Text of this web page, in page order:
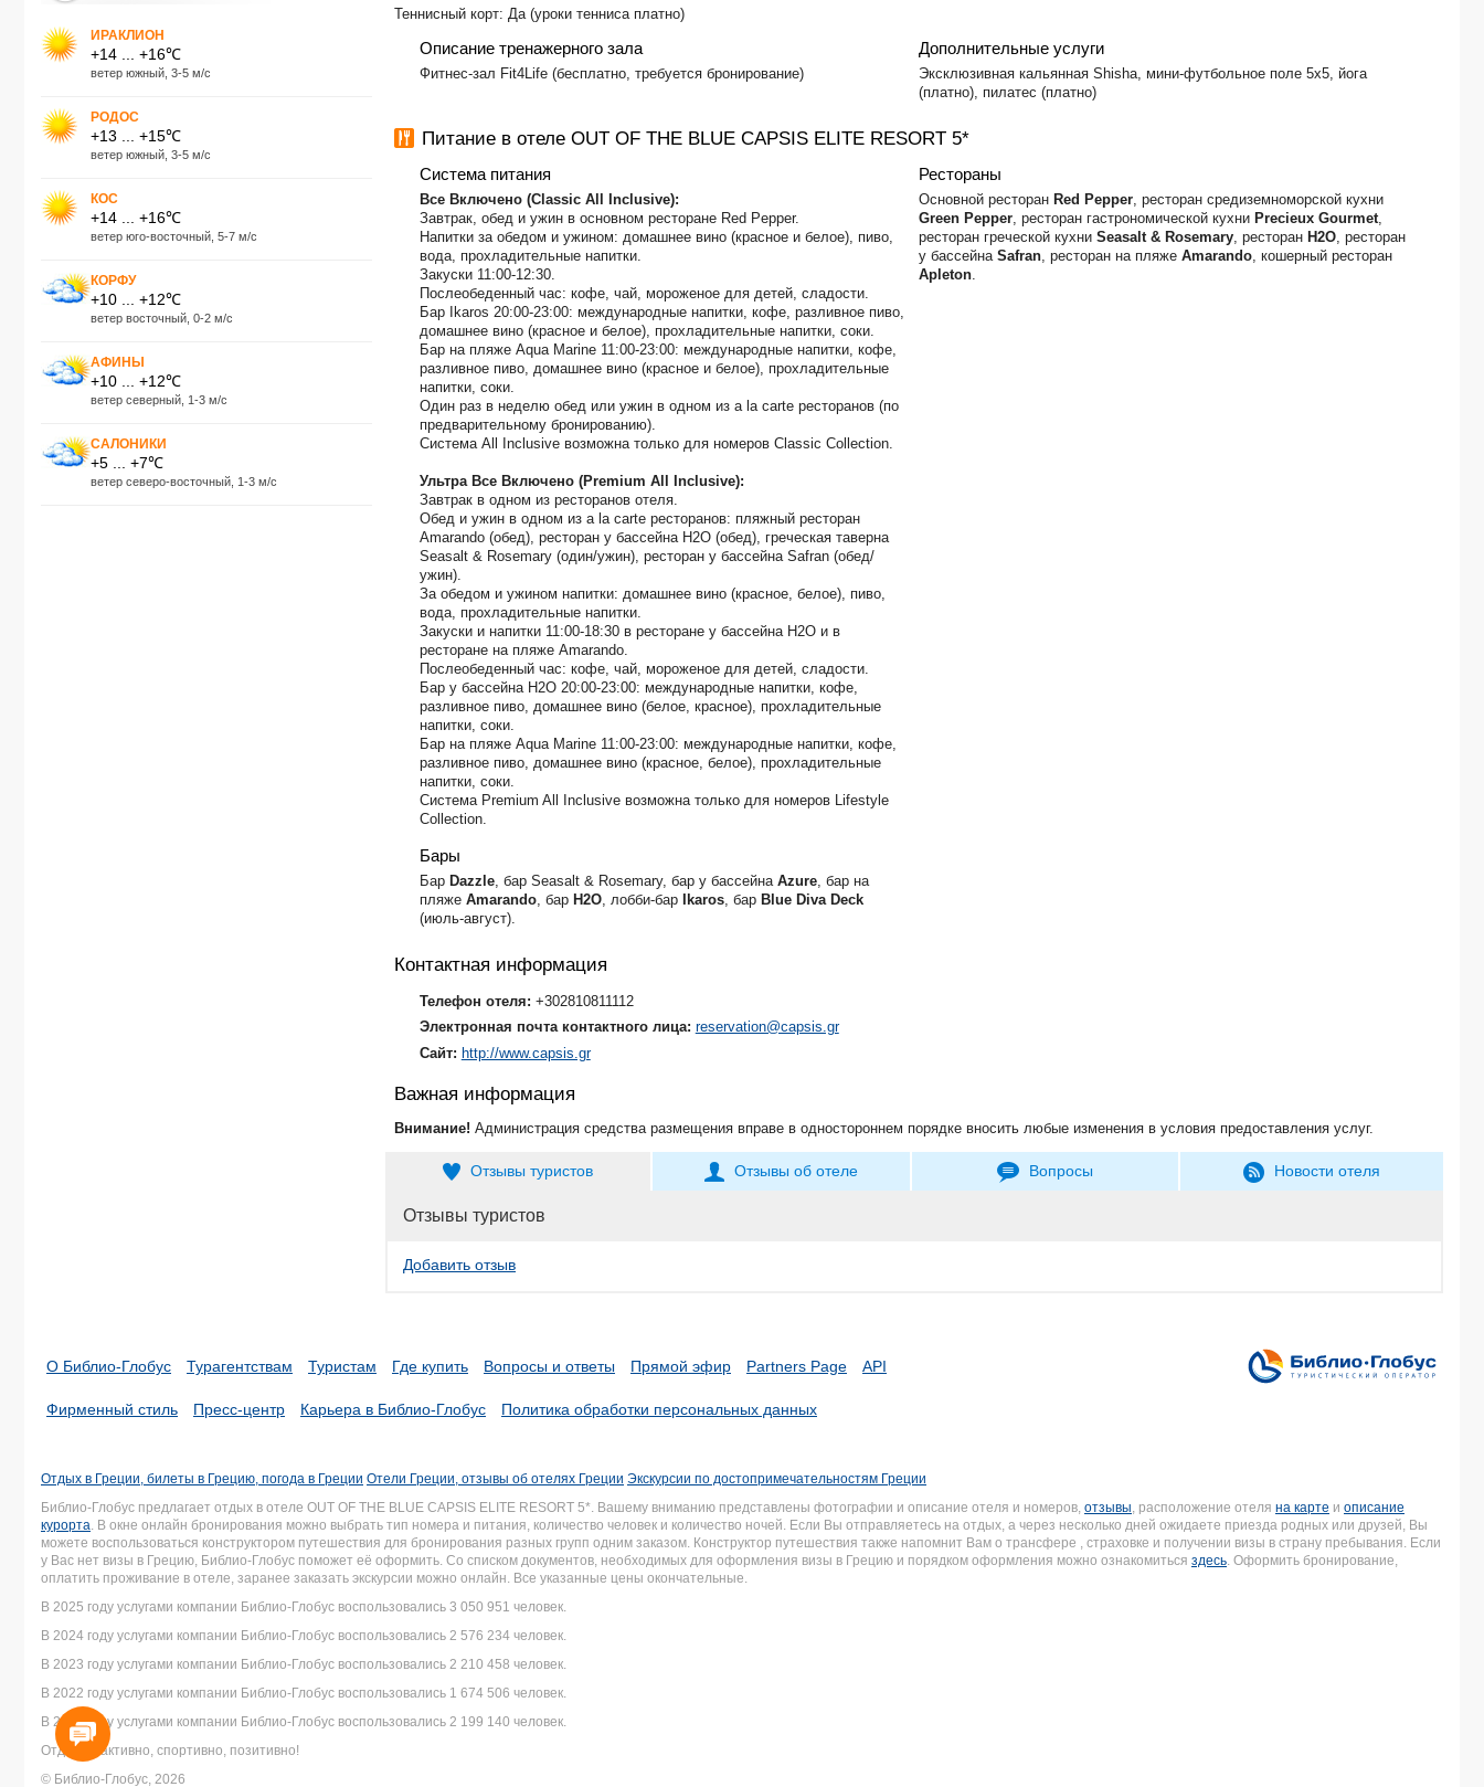
ИРАКЛИОН
+14 ... +16℃
ветер южный, 3-5 м/с
РОДОС
+13 ... +15℃
ветер южный, 3-5 м/с
КОС
+14 ... +16℃
ветер юго-восточный, 5-7 м/с
КОРФУ
+10 ... +12℃
ветер восточный, 0-2 м/с
АФИНЫ
+10 ... +12℃
ветер северный, 1-3 м/с
САЛОНИКИ
+5 ... +7℃
ветер северо-восточный, 1-3 м/с
Теннисный корт: Да (уроки тенниса платно)
Описание тренажерного зала
Фитнес-зал Fit4Life (бесплатно, требуется бронирование)
Дополнительные услуги
Эксклюзивная кальянная Shisha, мини-футбольное поле 5х5, йога
(платно), пилатес (платно)
Питание в отеле OUT OF THE BLUE CAPSIS ELITE RESORT 5*
Система питания
Все Включено (Classic All Inclusive):
Завтрак, обед и ужин в основном ресторане Red Pepper.
Напитки за обедом и ужином: домашнее вино (красное и белое), пиво,
вода, прохладительные напитки.
Закуски 11:00-12:30.
Послеобеденный час: кофе, чай, мороженое для детей, сладости.
Бар Ikaros 20:00-23:00: международные напитки, кофе, разливное пиво,
домашнее вино (красное и белое), прохладительные напитки, соки.
Бар на пляже Aqua Marine 11:00-23:00: международные напитки, кофе,
разливное пиво, домашнее вино (красное и белое), прохладительные
напитки, соки.
Один раз в неделю обед или ужин в одном из a la carte ресторанов (по
предварительному бронированию).
Система All Inclusive возможна только для номеров Classic Collection.
Ультра Все Включено (Premium All Inclusive):
Завтрак в одном из ресторанов отеля.
Обед и ужин в одном из a la carte ресторанов: пляжный ресторан
Amarando (обед), ресторан у бассейна H2O (обед), греческая таверна
Seasalt & Rosemary (один/ужин), ресторан у бассейна Safran (обед/
ужин).
За обедом и ужином напитки: домашнее вино (красное, белое), пиво,
вода, прохладительные напитки.
Закуски и напитки 11:00-18:30 в ресторане у бассейна H2O и в
ресторане на пляже Amarando.
Послеобеденный час: кофе, чай, мороженое для детей, сладости.
Бар у бассейна H2O 20:00-23:00: международные напитки, кофе,
разливное пиво, домашнее вино (белое, красное), прохладительные
напитки, соки.
Бар на пляже Aqua Marine 11:00-23:00: международные напитки, кофе,
разливное пиво, домашнее вино (красное, белое), прохладительные
напитки, соки.
Система Premium All Inclusive возможна только для номеров Lifestyle
Collection.
Рестораны
Основной ресторан Red Pepper, ресторан средиземноморской кухни
Green Pepper, ресторан гастрономической кухни Precieux Gourmet,
ресторан греческой кухниSeasalt & Rosemary, ресторан H2O, ресторан
у бассейнаSafran, ресторан на пляже Amarando, кошерный ресторан
Apleton.
Бары
Бар Dazzle, бар Seasalt & Rosemary, бар у бассейна Azure, бар на
пляже Amarando, бар H2O, лобби-бар Ikaros, бар Blue Diva Deck
(июль-август).
Контактная информация
Телефон отеля: +302810811112
Электронная почта контактного лица: reservation@capsis.gr
Сайт: http://www.capsis.gr
Важная информация
Внимание! Администрация средства размещения вправе в одностороннем порядке вносить любые изменения в условия предоставления услуг.
Отзывы туристов Отзывы об отеле Вопросы Новости отеля
Отзывы туристов
Добавить отзыв
О Библио-Глобус Турагентствам Туристам Где купить Вопросы и ответы Прямой эфир Partners Page API
Фирменный стиль Пресс-центр Карьера в Библио-Глобус Политика обработки персональных данных
Отдых в Греции, билеты в Грецию, погода в Греции Отели Греции, отзывы об отелях Греции Экскурсии по достопримечательностям Греции
Библио-Глобус предлагает отдых в отеле OUT OF THE BLUE CAPSIS ELITE RESORT 5*. Вашему вниманию представлены фотографии и описание отеля и номеров, отзывы, расположение отеля на карте и описание
курорта. В окне онлайн бронирования можно выбрать тип номера и питания, количество человек и количество ночей. Если Вы отправляетесь на отдых, а через несколько дней ожидаете приезда родных или друзей, Вы
можете воспользоваться конструктором путешествия для бронирования разных групп одним заказом. Конструктор путешествия также напомнит Вам о трансфере , страховке и получении визы в страну пребывания. Если
у Вас нет визы в Грецию, Библио-Глобус поможет её оформить. Со списком документов, необходимых для оформления визы в Грецию и порядком оформления можно ознакомиться здесь. Оформить бронирование,
оплатить проживание в отеле, заранее заказать экскурсии можно онлайн. Все указанные цены окончательные.
В 2025 году услугами компании Библио-Глобус воспользовались 3 050 951 человек.
В 2024 году услугами компании Библио-Глобус воспользовались 2 576 234 человек.
В 2023 году услугами компании Библио-Глобус воспользовались 2 210 458 человек.
В 2022 году услугами компании Библио-Глобус воспользовались 1 674 506 человек.
В 2021 году услугами компании Библио-Глобус воспользовались 2 199 140 человек.
Отдыхай активно, спортивно, позитивно!
© Библио-Глобус, 2026